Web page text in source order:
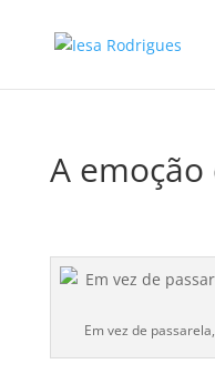
A emoção
Em vez de